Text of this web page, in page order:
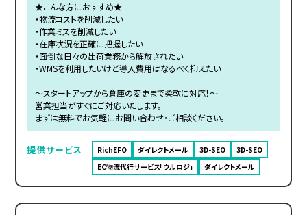
★こんな方におすすめ★
・物流コストを削減したい
・作業ミスを削減したい
・在庫状況を正確に把握したい
・面倒な日々の出荷業務から解放されたい
・WMSを利用したいけど導入費用はなるべく抑えたい
～スタートアップから倉庫の変更まで柔軟に対応！～
営業担当がすぐにご対応いたします。
まずは無料でお気軽にお問い合わせ・ご相談ください。
提供サービス RichEFO ダイレクトメール 3D-SEO
3D-SEO
EC物流代行サービス「ウルロジ」
ダイレクトメール